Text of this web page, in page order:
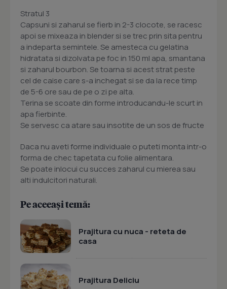
Stratul 3
Capsuni si zaharul se fierb in 2-3 clocote, se racesc
apoi se mixeaza in blender si se trec prin sita pentru
a indeparta semintele. Se amesteca cu gelatina
hidratata si dizolvata pe foc in 150 ml apa, smantana
si zaharul bourbon. Se toarna si acest strat peste
cel de caise care s-a inchegat si se da la rece timp
de 5-6 ore sau de pe o zi pe alta.
Terina se scoate din forme introducandu-le scurt in
apa fierbinte.
Se servesc ca atare sau insotite de un sos de fructe
Daca nu aveti forme individuale o puteti monta intr-o
forma de chec tapetata cu folie alimentara.
Se poate inlocui cu succes zaharul cu mierea sau
alti indulcitori naturali.
Pe aceeași temă:
Prajitura cu nuca - reteta de
casa
Prajitura Deliciu